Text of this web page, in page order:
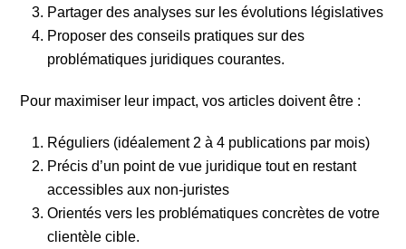
Partager des analyses sur les évolutions législatives
Proposer des conseils pratiques sur des
problématiques juridiques courantes.
Pour maximiser leur impact, vos articles doivent être :
Réguliers (idéalement 2 à 4 publications par mois)
Précis d’un point de vue juridique tout en restant
accessibles aux non-juristes
Orientés vers les problématiques concrètes de votre
clientèle cible.